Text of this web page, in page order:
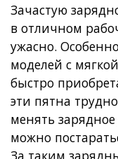
Зачастую
в отличном
ужасно.
моделей с
быстро
эти пятна
менять зарядное
можно
За таким